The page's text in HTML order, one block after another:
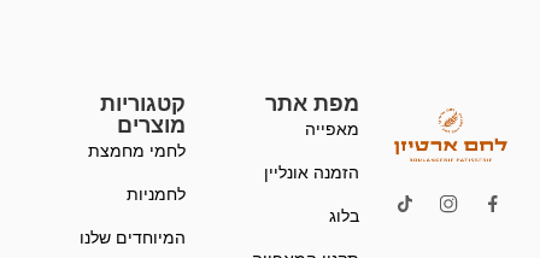
מפת אתר
מאפייה
הזמנה אונליין
בלוג
קטגוריות
מוצרים
לחמי מחמצת
לחמניות
המיוחדים שלנו